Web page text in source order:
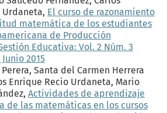
Urdaneta, El curso de razonamiento
matemática de los estudiantes
de Producción
Educativa: Vol. 2 Núm. 3
2015
Perera, Santa del Carmen Herrera
Enrique Recio Urdaneta, Mario
Actividades de aprendizaje
de las matemáticas en los cursos